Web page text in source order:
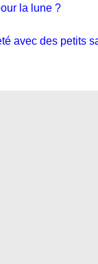
la lune ?
avec des petits